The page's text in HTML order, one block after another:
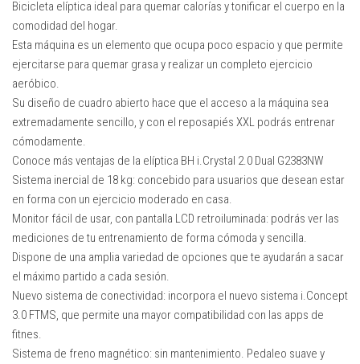
Bicicleta elíptica ideal para quemar calorías y tonificar el cuerpo en la
comodidad del hogar.
Esta máquina es un elemento que ocupa poco espacio y que permite
ejercitarse para quemar grasa y realizar un completo ejercicio
aeróbico.
Su diseño de cuadro abierto hace que el acceso a la máquina sea
extremadamente sencillo, y con el reposapiés XXL podrás entrenar
cómodamente.
Conoce más ventajas de la elíptica BH i.Crystal 2.0 Dual G2383NW
Sistema inercial de 18 kg: concebido para usuarios que desean estar
en forma con un ejercicio moderado en casa.
Monitor fácil de usar, con pantalla LCD retroiluminada: podrás ver las
mediciones de tu entrenamiento de forma cómoda y sencilla.
Dispone de una amplia variedad de opciones que te ayudarán a sacar
el máximo partido a cada sesión.
Nuevo sistema de conectividad: incorpora el nuevo sistema i.Concept
3.0 FTMS, que permite una mayor compatibilidad con las apps de
fitnes.
Sistema de freno magnético: sin mantenimiento. Pedaleo suave y